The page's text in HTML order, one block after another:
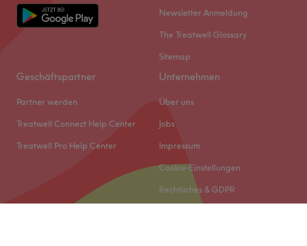
Newsletter Anmeldung
The Treatwell Glossary
Sitemap
Geschäftspartner
Partner werden
Treatwell Connect Help Center
Treatwell Pro Help Center
Unternehmen
Über uns
Jobs
Impressum
Cookie-Einstellungen
Rechtliches & GDPR